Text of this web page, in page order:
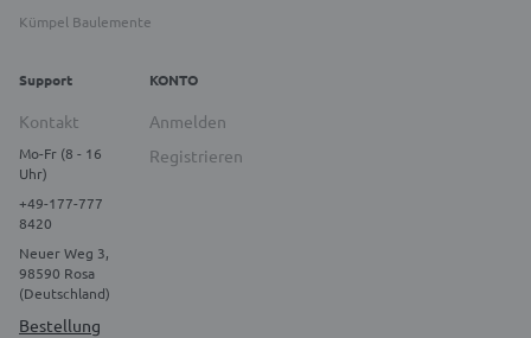
Kümpel Baulemente
Support
Kontakt
Mo-Fr (8 - 16
Uhr)
+49-177-777
8420
Neuer Weg 3,
98590 Rosa
(Deutschland)
Bestellung
KONTO
Anmelden
Registrieren